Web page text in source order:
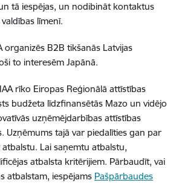
tā iespējas, un nodibināt kontaktus
līmenī.
organizēs B2B tikšanās Latvijas
to interesēm Japānā.
rīko Eiropas Reģionālā attīstības
budžeta līdzfinansētās Mazo un vidējo
uzņēmējdarbības attīstības
Uzņēmums tajā var piedalīties gan par
Lai saņemtu atbalstu,
atbalsta kritērijiem. Pārbaudīt, vai
atbalstam, iespējams Pašpārbaudes